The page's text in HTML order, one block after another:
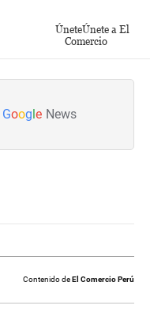
ÚneteÚnete a El
Comercio
Google News
Contenido deEl Comercio Perú